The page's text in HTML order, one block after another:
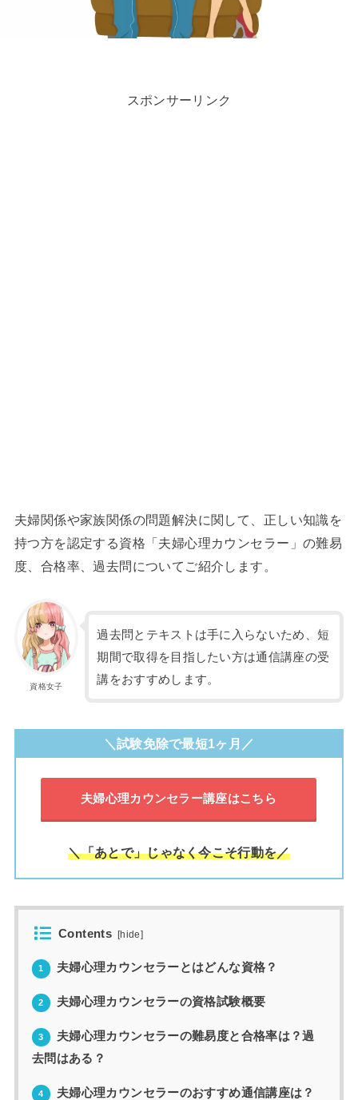
スポンサーリンク
夫婦関係や家族関係の問題解決に関して、正しい知識を
持つ方を認定する資格「夫婦心理カウンセラー」の難易
度、合格率、過去問についてご紹介します。
資格女子
過去問とテキストは手に入らないため、短
期間で取得を目指したい方は通信講座の受
講をおすすめします。
＼試験免除で最短1ヶ月／
夫婦心理カウンセラー講座はこちら
＼「あとで」じゃなく今こそ行動を／
Contents [hide]
1 夫婦心理カウンセラーとはどんな資格？
2 夫婦心理カウンセラーの資格試験概要
3
夫婦心理カウンセラーの難易度と合格率は？過
去問はある？
4 夫婦心理カウンセラーのおすすめ通信講座は？